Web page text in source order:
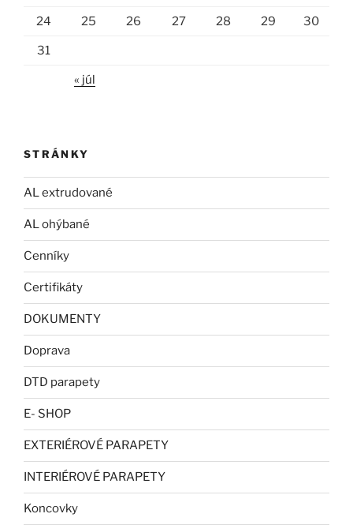
24 25 26 27 28 29 30
31
« júl
STRÁNKY
AL extrudované
AL ohýbané
Cenníky
Certifikáty
DOKUMENTY
Doprava
DTD parapety
E- SHOP
EXTERIÉROVÉ PARAPETY
INTERIÉROVÉ PARAPETY
Koncovky